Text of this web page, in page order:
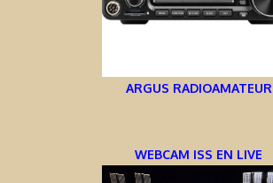
ARGUS RADIOAMATEUR
WEBCAM ISS EN LIVE